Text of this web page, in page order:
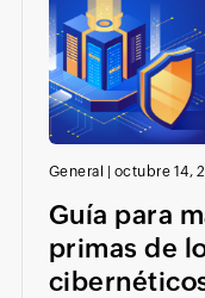
General | octubre 14,
Guía para
primas de